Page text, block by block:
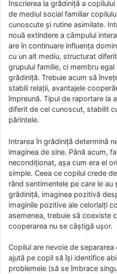
Înscrierea la grădiniță a
de mediul social familiar
cunoscute și rutine asimilate.
nouă extindere a câmpului
are în continuare influența
cu un alt mediu, structurat
grupului familie, ci membru
grădiniță. Trebuie acum să
stabili relații, avantajele
împreună. Tipul de raportare la
diferit de cel cunoscut, stabilit
părintele.
Intrarea în grădiniță determină
imaginea de sine. Până acum,
necondiționat, așa cum era el
simple. Ceea ce copilul crede
rând sentimentele pe care le au
grădiniță, imaginea pozitivă
imaginile pozitive ale celorlalți
asemenea, trebuie să coexiste
cooperarea nu se câștigă ușor.
Copilul are nevoie de
ajută pe copil să își identifice
problemele (să se îmbrace